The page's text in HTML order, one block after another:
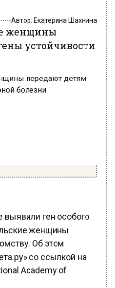
женщины
устойчивости
женщины
Об этом
со ссылкой на
Academy of